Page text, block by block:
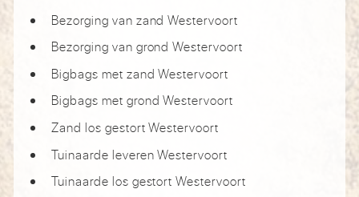
Bezorging van zand Westervoort
Bezorging van grond Westervoort
Bigbags met zand Westervoort
Bigbags met grond Westervoort
Zand los gestort Westervoort
Tuinaarde leveren Westervoort
Tuinaarde los gestort Westervoort